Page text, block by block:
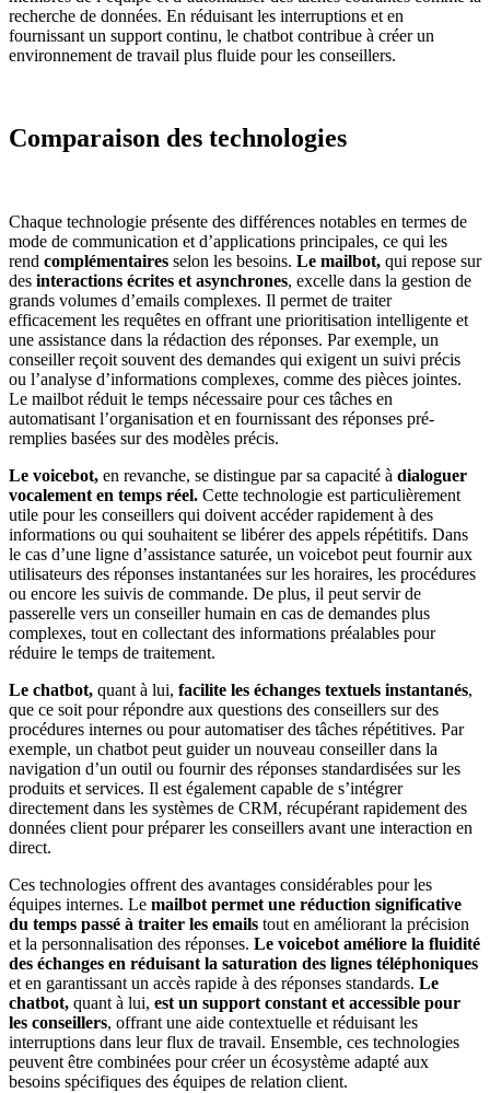
recherche de données. En réduisant les interruptions et en
fournissant un support continu, le chatbot contribue à créer un
environnement de travail plus fluide pour les conseillers.
Comparaison des technologies
Chaque technologie présente des différences notables en termes de
mode de communication et d’applications principales, ce qui les
rend complémentaires selon les besoins. Le mailbot, qui repose sur
des interactions écrites et asynchrones, excelle dans la gestion de
grands volumes d’emails complexes. Il permet de traiter
efficacement les requêtes en offrant une prioritisation intelligente et
une assistance dans la rédaction des réponses. Par exemple, un
conseiller reçoit souvent des demandes qui exigent un suivi précis
ou l’analyse d’informations complexes, comme des pièces jointes.
Le mailbot réduit le temps nécessaire pour ces tâches en
automatisant l’organisation et en fournissant des réponses pré-
remplies basées sur des modèles précis.
Le voicebot, en revanche, se distingue par sa capacité à dialoguer
vocalement en temps réel. Cette technologie est particulièrement
utile pour les conseillers qui doivent accéder rapidement à des
informations ou qui souhaitent se libérer des appels répétitifs. Dans
le cas d’une ligne d’assistance saturée, un voicebot peut fournir aux
utilisateurs des réponses instantanées sur les horaires, les procédures
ou encore les suivis de commande. De plus, il peut servir de
passerelle vers un conseiller humain en cas de demandes plus
complexes, tout en collectant des informations préalables pour
réduire le temps de traitement.
Le chatbot, quant à lui, facilite les échanges textuels instantanés,
que ce soit pour répondre aux questions des conseillers sur des
procédures internes ou pour automatiser des tâches répétitives. Par
exemple, un chatbot peut guider un nouveau conseiller dans la
navigation d’un outil ou fournir des réponses standardisées sur les
produits et services. Il est également capable de s’intégrer
directement dans les systèmes de CRM, récupérant rapidement des
données client pour préparer les conseillers avant une interaction en
direct.
Ces technologies offrent des avantages considérables pour les
équipes internes. Le mailbot permet une réduction significative
du temps passé à traiter les emails tout en améliorant la précision
et la personnalisation des réponses. Le voicebot améliore la fluidité
des échanges en réduisant la saturation des lignes téléphoniques
et en garantissant un accès rapide à des réponses standards. Le
chatbot, quant à lui, est un support constant et accessible pour
les conseillers, offrant une aide contextuelle et réduisant les
interruptions dans leur flux de travail. Ensemble, ces technologies
peuvent être combinées pour créer un écosystème adapté aux
besoins spécifiques des équipes de relation client.